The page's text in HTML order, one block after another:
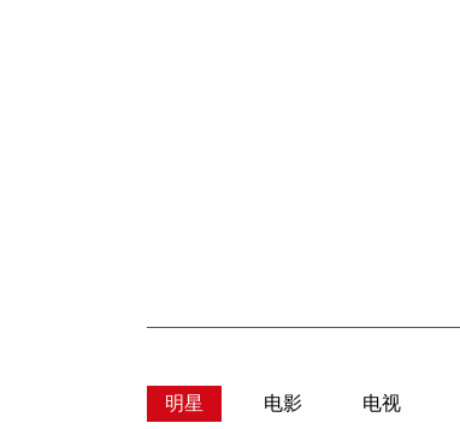
明星 电影 电视